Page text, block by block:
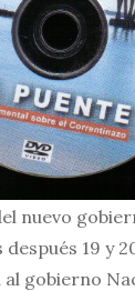
nuevo
después 19 y
gobierno